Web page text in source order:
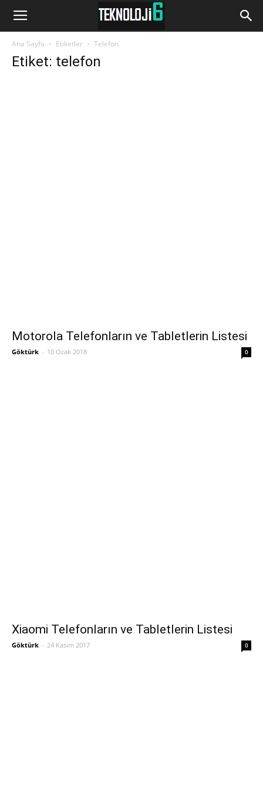
www.Teknoloji6.com
Ana Sayfa Etiketler Telefon
Etiket: telefon
Motorola Telefonların ve Tabletlerin Listesi
Göktürk - 10 Ocak 2018 0
Xiaomi Telefonların ve Tabletlerin Listesi
Göktürk - 24 Kasım 2017 0